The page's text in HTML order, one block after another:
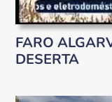
FARO
DESERTA